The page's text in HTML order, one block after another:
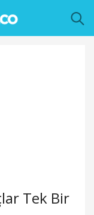
Tek Bir